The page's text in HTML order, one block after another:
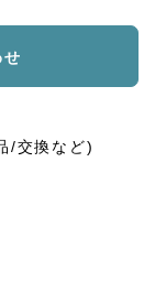
/交換など)